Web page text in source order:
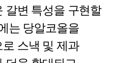
갈변 특성을 구현할
는 당알코올을
스낵 및 제과